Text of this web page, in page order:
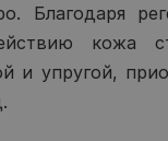
Благодаря
кожа
и упругой,